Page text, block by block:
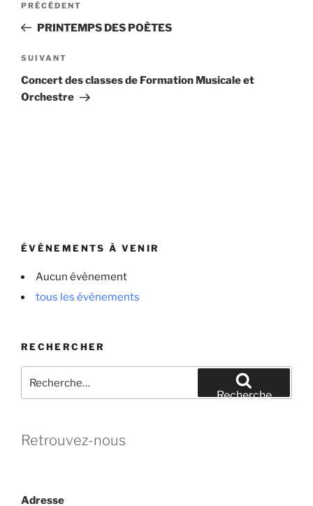
l’article
Article
précédent
PRÉCÉDENT
PRINTEMPS DES POÈTES
Article
suivant
SUIVANT
Concert des classes de Formation Musicale et
Orchestre
ÉVÈNEMENTS À VENIR
Aucun évènement
tous les évènements
RECHERCHER
pour
Recherche
Retrouvez-nous
Adresse